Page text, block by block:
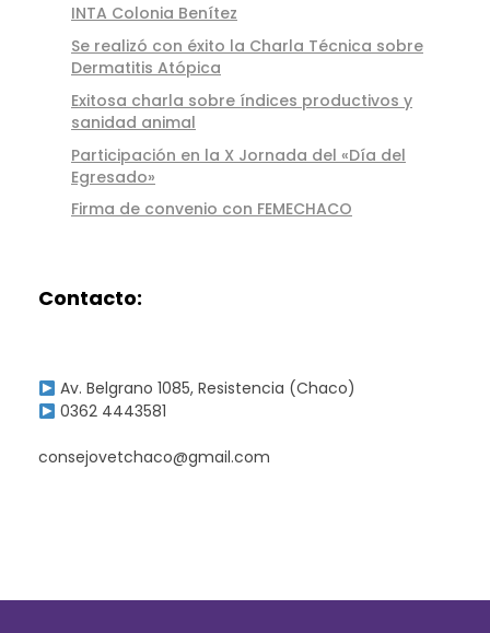
INTA Colonia Benítez
Se realizó con éxito la Charla Técnica sobre
Dermatitis Atópica
Exitosa charla sobre índices productivos y
sanidad animal
Participación en la X Jornada del «Día del
Egresado»
Firma de convenio con FEMECHACO
Contacto:
Av. Belgrano 1085, Resistencia (Chaco)
0362 4443581
consejovetchaco@gmail.com